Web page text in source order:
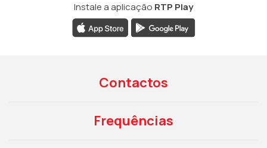
Instale a aplicação RTP Play
Contactos
Frequências